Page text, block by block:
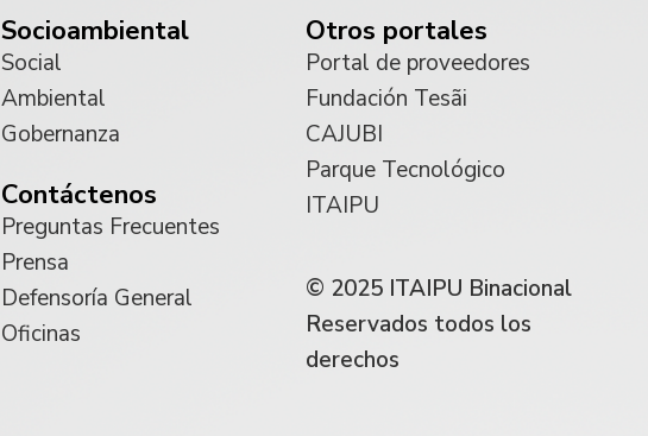
Socioambiental
Social
Ambiental
Gobernanza
Contáctenos
Preguntas Frecuentes
Prensa
Defensoría General
Oficinas
Otros portales
Portal de proveedores
Fundación Tesãi
CAJUBI
Parque Tecnológico
ITAIPU
© 2025 ITAIPU Binacional
Reservados todos los
derechos